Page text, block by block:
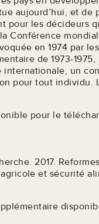
aujourd’hui, et de
pour les décideurs
Conférence
en 1974 par
de 1973-
internationale, un
pour tout individu.
pour le
2017.
et sécurité